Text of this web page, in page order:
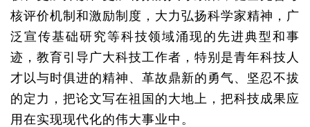
核评价机制和激励制度，大力弘扬科学家精神，广
泛宣传基础研究等科技领域涌现的先进典型和事
迹，教育引导广大科技工作者，特别是青年科技人
才以与时俱进的精神、革故鼎新的勇气、坚忍不拔
的定力，把论文写在祖国的大地上，把科技成果应
用在实现现代化的伟大事业中。